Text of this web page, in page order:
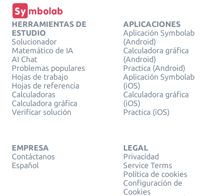
HERRAMIENTAS DE
ESTUDIO
Solucionador
Matemático de IA
AI Chat
Problemas populares
Hojas de trabajo
Hojas de referencia
Calculadoras
Calculadora gráfica
Verificar solución
APLICACIONES
Aplicación Symbolab
(Android)
Calculadora gráfica
(Android)
Practica (Android)
Aplicación Symbolab
(iOS)
Calculadora gráfica
(iOS)
Practica (iOS)
EMPRESA
Contáctanos
Español
LEGAL
Privacidad
Service Terms
Política de cookies
Configuración de
Cookies